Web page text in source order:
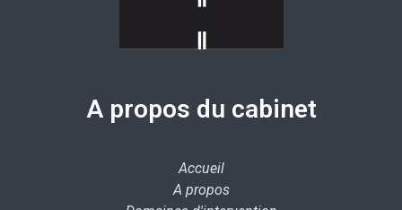
A propos du cabinet
Accueil
A propos